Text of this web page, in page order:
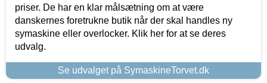
priser. De har en klar målsætning om at være
danskernes foretrukne butik når der skal handles ny
symaskine eller overlocker. Klik her for at se deres
udvalg.
Se udvalget på SymaskineTorvet.dk